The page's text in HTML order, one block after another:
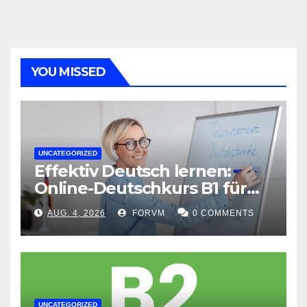
YOU MISSED
UNCATEGORIZED
Effektiv Deutsch lernen:
Online-Deutschkurs B1 für
flexible Lernerfolge
AUG. 4, 2026 FORVM 0 COMMENTS
UNCATEGORIZED